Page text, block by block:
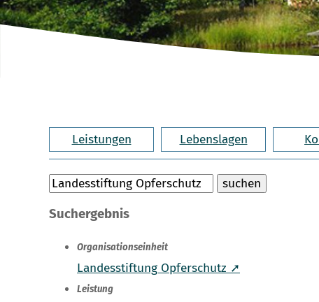
Leistungen Lebenslagen
Suchergebnis
Organisationseinheit
Landesstiftung Opferschutz ➚
Leistung